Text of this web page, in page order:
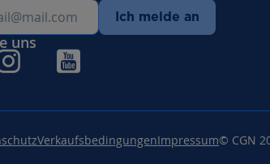
Ich melde an
uns
VerkaufsbedingungenImpressum© CGN